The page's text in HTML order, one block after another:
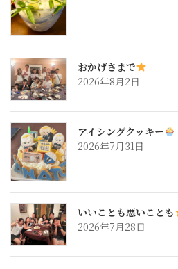
おかげさまで
2026年8月2日
アイシングクッキー
2026年7月31日
いいことも悪いことも
2026年7月28日